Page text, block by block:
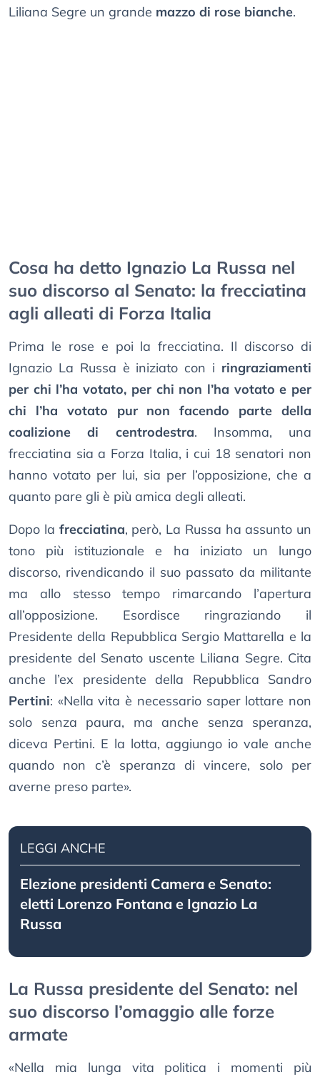
Liliana Segre un grande mazzo di rose bianche.
Cosa ha detto Ignazio La Russa nel
suo discorso al Senato: la frecciatina
agli alleati di Forza Italia
Prima le rose e poi la frecciatina. Il discorso di
Ignazio La Russa è iniziato con i ringraziamenti
per chi l’ha votato, per chi non l’ha votato e per
chi l’ha votato pur non facendo parte della
coalizione di centrodestra. Insomma, una
frecciatina sia a Forza Italia, i cui 18 senatori non
hanno votato per lui, sia per l’opposizione, che a
quanto pare gli è più amica degli alleati.
Dopo la frecciatina, però, La Russa ha assunto un
tono più istituzionale e ha iniziato un lungo
discorso, rivendicando il suo passato da militante
ma allo stesso tempo rimarcando l’apertura
all’opposizione. Esordisce ringraziando il
Presidente della Repubblica Sergio Mattarella e la
presidente del Senato uscente Liliana Segre. Cita
anche l’ex presidente della Repubblica Sandro
Pertini: «Nella vita è necessario saper lottare non
solo senza paura, ma anche senza speranza,
diceva Pertini. E la lotta, aggiungo io vale anche
quando non c’è speranza di vincere, solo per
averne preso parte».
LEGGI ANCHE
Elezione presidenti Camera e Senato:
eletti Lorenzo Fontana e Ignazio La
Russa
La Russa presidente del Senato: nel
suo discorso l’omaggio alle forze
armate
«Nella mia lunga vita politica i momenti più